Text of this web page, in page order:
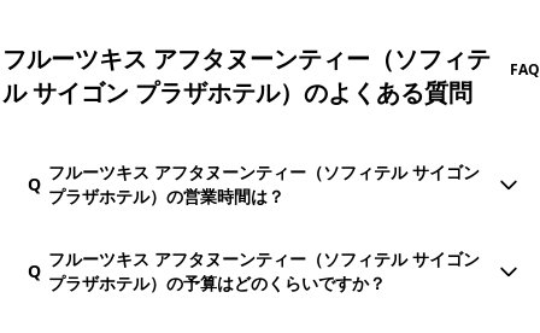
フルーツキス アフタヌーンティー（ソフィテ
ル サイゴン プラザホテル）のよくある質問
FAQ
Q
フルーツキス アフタヌーンティー（ソフィテル サイゴン
プラザホテル）の営業時間は？
Q
フルーツキス アフタヌーンティー（ソフィテル サイゴン
プラザホテル）の予算はどのくらいですか？